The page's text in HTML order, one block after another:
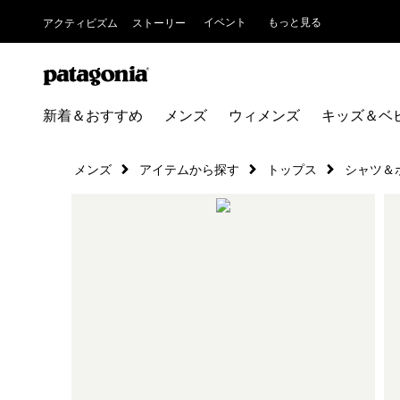
アクティビズム ストーリー イベント もっと見る
新着＆おすすめ メンズ ウィメンズ キッズ＆ベ
メンズ アイテムから探す トップス シャツ＆